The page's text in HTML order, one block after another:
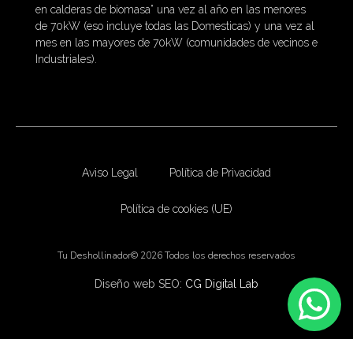
en calderas de biomasa” una vez al año en las menores
de 70kW (eso incluye todas las Domesticas) y una vez al
mes en las mayores de 70kW (comunidades de vecinos e
Industriales).
Aviso Legal Política de Privacidad
Política de cookies (UE)
Tu Deshollinador© 2026 Todos los derechos reservados
Diseño web SEO: CG Digital Lab